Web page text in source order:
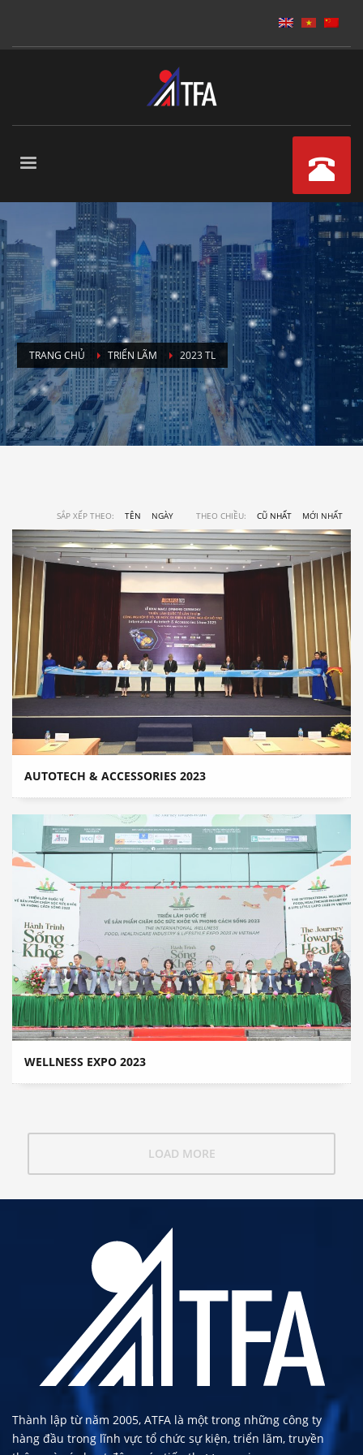
TRANG CHỦ TRIỂN LÃM 2023 TL
SẮP XẾP THEO: TÊN NGÀY THEO CHIỀU: CŨ NHẤT MỚI NHẤT
AUTOTECH & ACCESSORIES 2023
WELLNESS EXPO 2023
LOAD MORE
Thành lập từ năm 2005, ATFA là một trong những công ty
hàng đầu trong lĩnh vực tổ chức sự kiện, triển lãm, truyền